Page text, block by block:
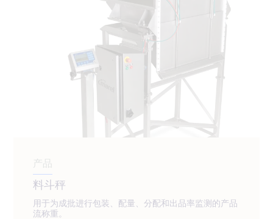
产品
料斗秤
用于为成批进行包装、配量、分配和出品率监测的产品
流称重。